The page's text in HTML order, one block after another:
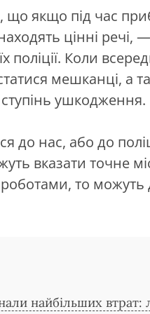
що якщо під час
цінні речі,
поліції. Коли
мешканці, а
ступінь ушкодження.
до нас, або до
вказати точне
то можуть
найбільших